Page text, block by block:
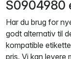
S0904980
Har du brug for
godt alternativ til
kompatible
pris. Vi kan levere